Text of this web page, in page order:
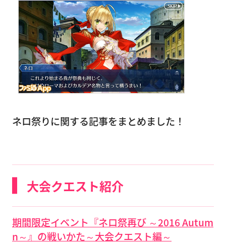
ネロ祭りに関する記事をまとめました！
大会クエスト紹介
期間限定イベント『ネロ祭再び ～2016 Autum
n～』の戦いかた～大会クエスト編～